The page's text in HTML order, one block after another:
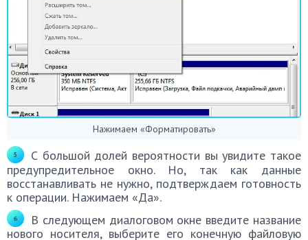
Нажимаем «Форматировать»
С большой долей вероятности вы увидите такое
предупредительное окно. Но, так как данные
восстанавливать не нужно, подтверждаем готовность
к операции. Нажимаем «Да».
В следующем диалоговом окне введите название
нового носителя, выберите его конечную файловую